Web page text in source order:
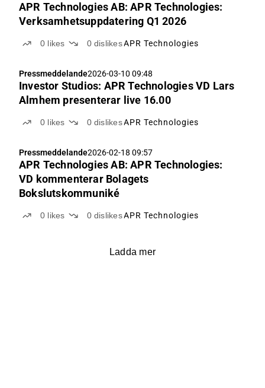
APR Technologies AB: APR Technologies:
Verksamhetsuppdatering Q1 2026
0 likes 0 dislikesAPR Technologies
Pressmeddelande2026-03-10 09:48
Investor Studios: APR Technologies VD Lars
Almhem presenterar live 16.00
0 likes 0 dislikesAPR Technologies
Pressmeddelande2026-02-18 09:57
APR Technologies AB: APR Technologies:
VD kommenterar Bolagets
Bokslutskommuniké
0 likes 0 dislikesAPR Technologies
Ladda mer